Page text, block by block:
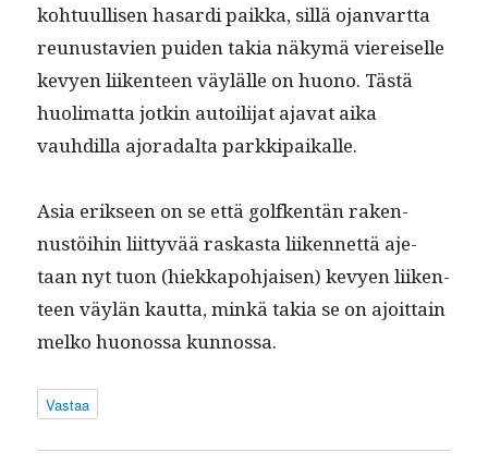
kohtu­ullisen hasar­di paik­ka, sil­lä ojan­vart­ta
reunus­tavien puiden takia näkymä viereiselle
kevyen liiken­teen väylälle on huono. Tästä
huoli­mat­ta jotkin autoil­i­jat aja­vat aika
vauhdil­la ajo­radal­ta parkkipaikalle.
Asia erik­seen on se että golfken­tän raken­
nustöi­hin liit­tyvää raskas­ta liiken­net­tä aje­
taan nyt tuon (hiekkapo­h­jaisen) kevyen liiken­
teen väylän kaut­ta, minkä takia se on ajoit­tain
melko huonos­sa kunnossa.
Vastaa